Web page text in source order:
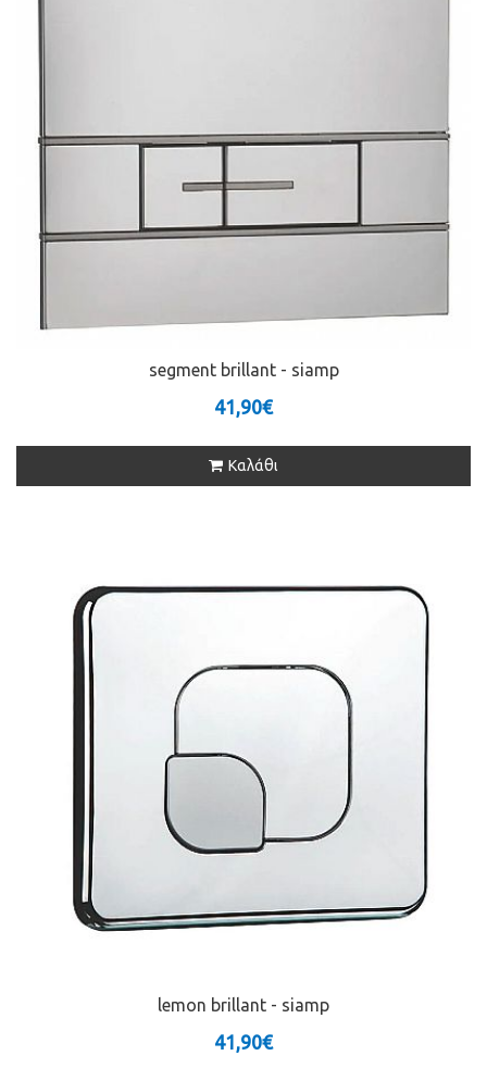
segment brillant - siamp
41,90€
Καλάθι
lemon brillant - siamp
41,90€